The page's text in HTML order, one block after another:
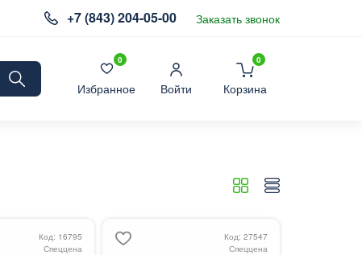
+7 (843) 204-05-00 Заказать звонок
0
Избранное Войти
0
Корзина
Код: 16795
Спеццена
Код: 27547
Спеццена